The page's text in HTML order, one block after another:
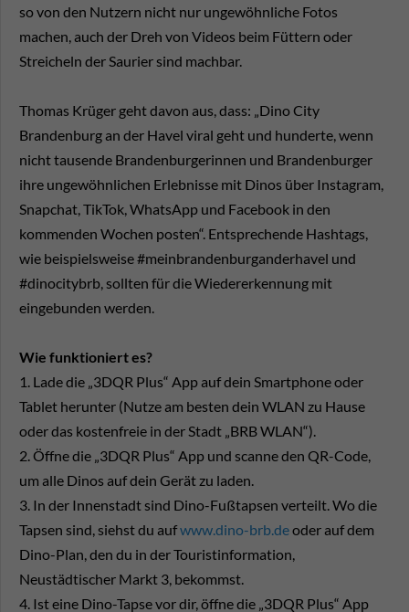
so von den Nutzern nicht nur ungewöhnliche Fotos
machen, auch der Dreh von Videos beim Füttern oder
Streicheln der Saurier sind machbar.
Thomas Krüger geht davon aus, dass: „Dino City
Brandenburg an der Havel viral geht und hunderte, wenn
nicht tausende Brandenburgerinnen und Brandenburger
ihre ungewöhnlichen Erlebnisse mit Dinos über Instagram,
Snapchat, TikTok, WhatsApp und Facebook in den
kommenden Wochen posten“. Entsprechende Hashtags,
wie beispielsweise #meinbrandenburganderhavel und
#dinocitybrb, sollten für die Wiedererkennung mit
eingebunden werden.
Wie funktioniert es?
1. Lade die „3DQR Plus“ App auf dein Smartphone oder
Tablet herunter (Nutze am besten dein WLAN zu Hause
oder das kostenfreie in der Stadt „BRB WLAN“).
2. Öffne die „3DQR Plus“ App und scanne den QR-Code,
um alle Dinos auf dein Gerät zu laden.
3. In der Innenstadt sind Dino-Fußtapsen verteilt. Wo die
Tapsen sind, siehst du aufwww.dino-brb.deoder auf dem
Dino-Plan, den du in der Touristinformation,
Neustädtischer Markt 3, bekommst.
4. Ist eine Dino-Tapse vor dir, öffne die „3DQR Plus“ App